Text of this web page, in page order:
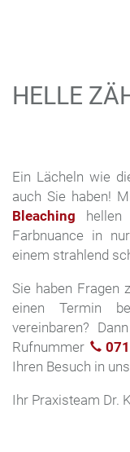
HELLE
Ein Lächeln wie
auch Sie haben!
Bleaching hellen
Farbnuance in
einem strahlend
Sie haben Fragen
einen Termin
vereinbaren?
Rufnummer
Ihren Besuch in
Ihr Praxisteam Dr.